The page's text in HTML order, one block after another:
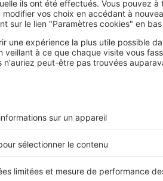
avait créé desallocations afin de
moins cher, vous pouvez faire
CAF, ou au Mobili-pass. Dans le
qui peuvent être
remplir trois conditions :
charge (nés ou à naître).